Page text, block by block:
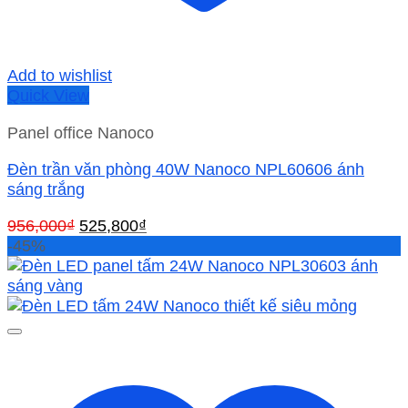
Add to wishlist
Quick View
Panel office Nanoco
Đèn trần văn phòng 40W Nanoco NPL60606 ánh
sáng trắng
956,000₫ Giá
là:
956,000₫.
525,800₫
tại
525,800₫.
-45%